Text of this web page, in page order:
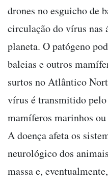
drones no esguicho de
circulação do vírus nas
planeta. O patógeno
baleias e outros
surtos no Atlântico
vírus é transmitido
mamíferos marinhos
A doença afeta os
neurológico dos
massa e,